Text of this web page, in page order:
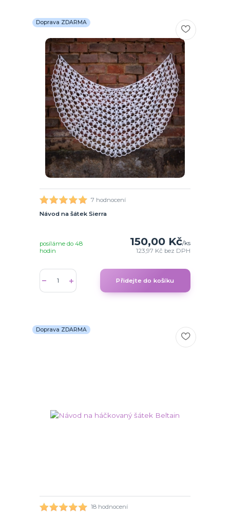
Doprava ZDARMA
7 hodnocení
Návod na šátek Sierra
150,00 Kč/ks
123,97 Kč bez DPH
posíláme do 48
hodin
Přidejte do košíku
Doprava ZDARMA
18 hodnocení